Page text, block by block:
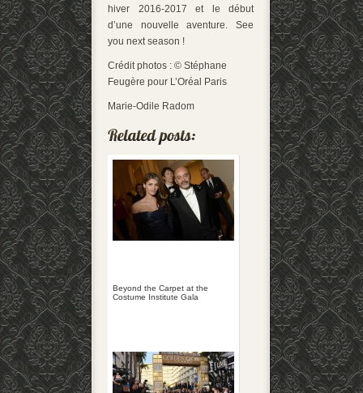
hiver 2016-2017 et le début
d’une nouvelle aventure. See
you next season !
Crédit photos : © Stéphane
Feugère pour L’Oréal Paris
Marie-Odile Radom
Beyond the Carpet at the
Costume Institute Gala